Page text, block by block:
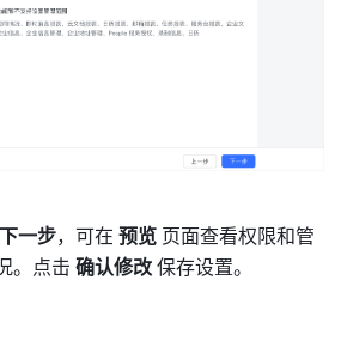
下一步，可在 预览 页面查看权限和管
。点击 确认修改 保存设置。